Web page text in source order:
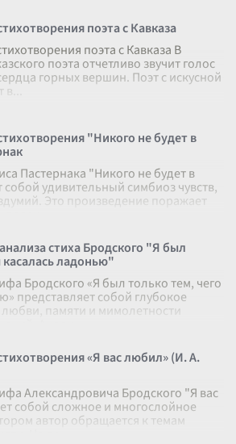
поэта с Кавказа
поэта с Кавказа В
поэта отчетливо звучит голос
горных вершин. Поэт с искусной
в
"Никого не будет в
Пастернака "Никого не будет в
удивительный симбиоз чувств,
Это произведение поражает
стиха Бродского "Я был
ладонью"
Бродского «Я был только тем, чего
представляет собой глубокое
памяти и мимолетности
Анали
«Я вас любил» (И. А.
Александровича Бродского "Я вас
собой сложное и многослойное
автор обращается к темам
На пе